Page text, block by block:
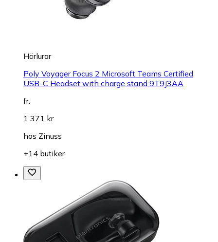
Hörlurar
Poly Voyager Focus 2 Microsoft Teams Certified
USB-C Headset with charge stand 9T9J3AA
fr.
1 371 kr
hos Zinuss
+14 butiker